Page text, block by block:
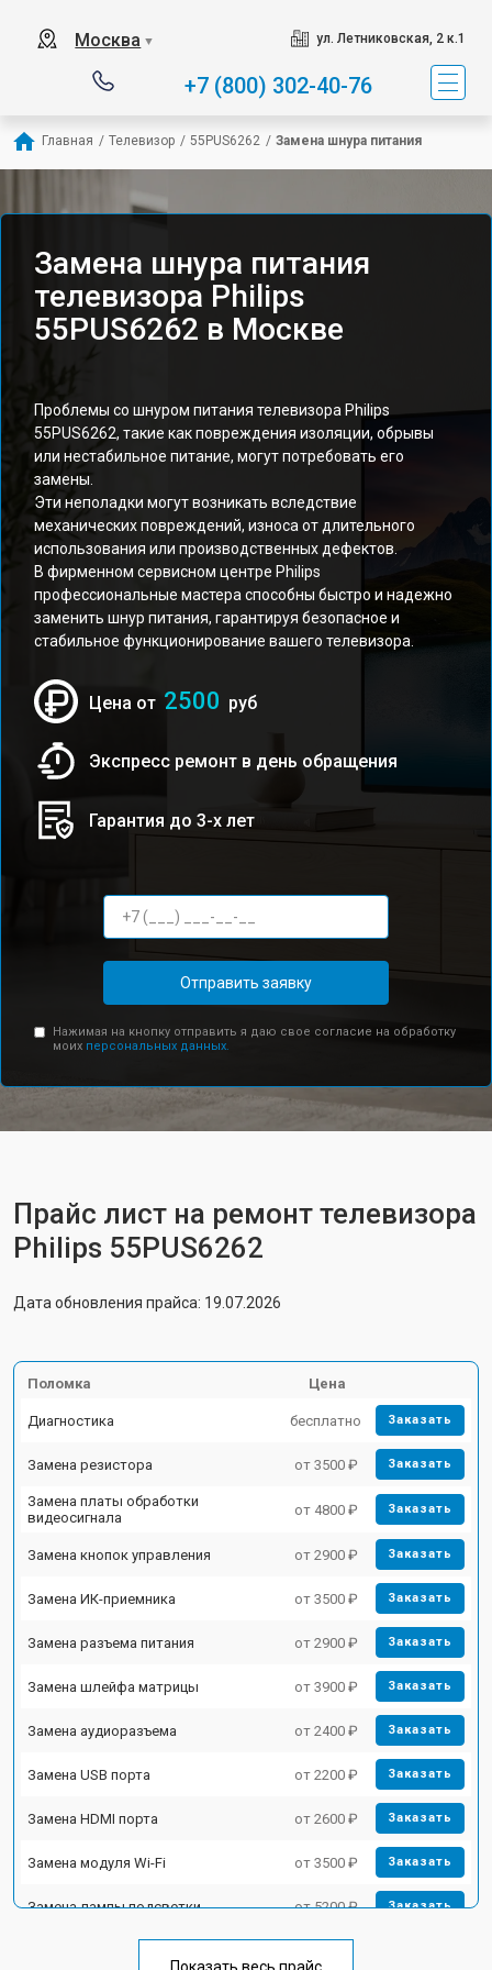
Москва ▼ ул. Летниковская, 2 к.1
+7 (800) 302-40-76
Главная / Телевизор / 55PUS6262 / Замена шнура питания
Замена шнура питания
телевизора Philips
55PUS6262 в Москве
Проблемы со шнуром питания телевизора Philips
55PUS6262, такие как повреждения изоляции, обрывы
или нестабильное питание, могут потребовать его
замены.
Эти неполадки могут возникать вследствие
механических повреждений, износа от длительного
использования или производственных дефектов.
В фирменном сервисном центре Philips
профессиональные мастера способны быстро и надежно
заменить шнур питания, гарантируя безопасное и
стабильное функционирование вашего телевизора.
Цена от 2500 руб
Экспресс ремонт в день обращения
Гарантия до 3-х лет
Отправить заявку
Нажимая на кнопку отправить я даю свое согласие на обработку
моих персональных данных.
Прайс лист на ремонт телевизора
Philips 55PUS6262
Дата обновления прайса: 19.07.2026
Поломка Цена
Диагностика бесплатно Заказать
Замена резистора от 3500 ₽ Заказать
Замена платы обработки
видеосигнала
от 4800 ₽ Заказать
Замена кнопок управления от 2900 ₽ Заказать
Замена ИК-приемника от 3500 ₽ Заказать
Замена разъема питания от 2900 ₽ Заказать
Замена шлейфа матрицы от 3900 ₽ Заказать
Замена аудиоразъема от 2400 ₽ Заказать
Замена USB порта от 2200 ₽ Заказать
Замена HDMI порта от 2600 ₽ Заказать
Замена модуля Wi-Fi от 3500 ₽ Заказать
Замена лампы подсветки от 5200 ₽ Заказать